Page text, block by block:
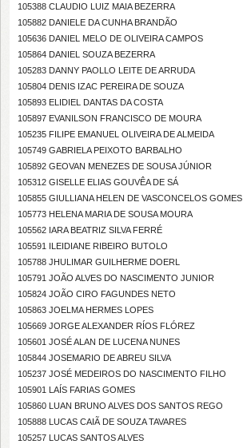
105388 CLAUDIO LUIZ MAIA BEZERRA
105882 DANIELE DA CUNHA BRANDÃO
105636 DANIEL MELO DE OLIVEIRA CAMPOS
105864 DANIEL SOUZA BEZERRA
105283 DANNY PAOLLO LEITE DE ARRUDA
105804 DENIS IZAC PEREIRA DE SOUZA
105893 ELIDIEL DANTAS DA COSTA
105897 EVANILSON FRANCISCO DE MOURA
105235 FILIPE EMANUEL OLIVEIRA DE ALMEIDA
105749 GABRIELA PEIXOTO BARBALHO
105892 GEOVAN MENEZES DE SOUSA JÚNIOR
105312 GISELLE ELIAS GOUVÊA DE SÁ
105855 GIULLIANA HELEN DE VASCONCELOS GOMES
105773 HELENA MARIA DE SOUSA MOURA
105562 IARA BEATRIZ SILVA FERRÉ
105591 ILEIDIANE RIBEIRO BUTOLO
105788 JHULIMAR GUILHERME DOERL
105791 JOÃO ALVES DO NASCIMENTO JUNIOR
105824 JOÃO CIRO FAGUNDES NETO
105863 JOELMA HERMES LOPES
105669 JORGE ALEXANDER RÍOS FLÓREZ
105601 JOSÉ ALAN DE LUCENA NUNES
105844 JOSEMARIO DE ABREU SILVA
105237 JOSÉ MEDEIROS DO NASCIMENTO FILHO
105901 LAÍS FARIAS GOMES
105860 LUAN BRUNO ALVES DOS SANTOS REGO
105888 LUCAS CAIÃ DE SOUZA TAVARES
105257 LUCAS SANTOS ALVES